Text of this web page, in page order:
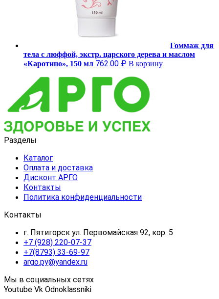
Гоммаж для
тела с люффой, экстр. царского дерева и маслом
«Каротино», 150 мл 762.00 ₽ В корзину
Разделы
Каталог
Оплата и доставка
Дисконт АРГО
Контакты
Политика конфиденциальности
Контакты
г. Пятигорск ул. Первомайская 92, кор. 5
+7 (928) 220-07-37
+7(8793) 33-69-97
argo.py@yandex.ru
Мы в социальных сетях
Youtube Vk Odnoklassniki